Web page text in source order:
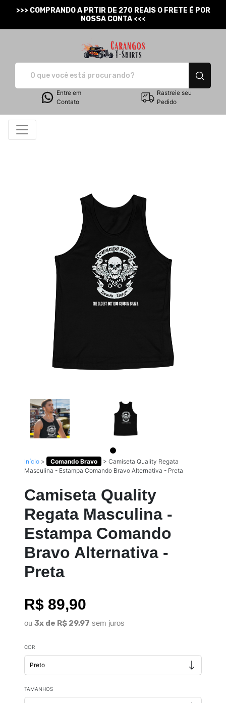
>>> COMPRANDO A PRTIR DE 270 REAIS O FRETE É POR
NOSSA CONTA <<<
Entre em
Contato
Rastreie seu
Pedido
Início > Comando Bravo > Camiseta Quality Regata
Masculina - Estampa Comando Bravo Alternativa - Preta
Camiseta Quality
Regata Masculina -
Estampa Comando
Bravo Alternativa -
Preta
R$ 89,90
ou 3x de R$ 29,97 sem juros
COR
TAMANHOS